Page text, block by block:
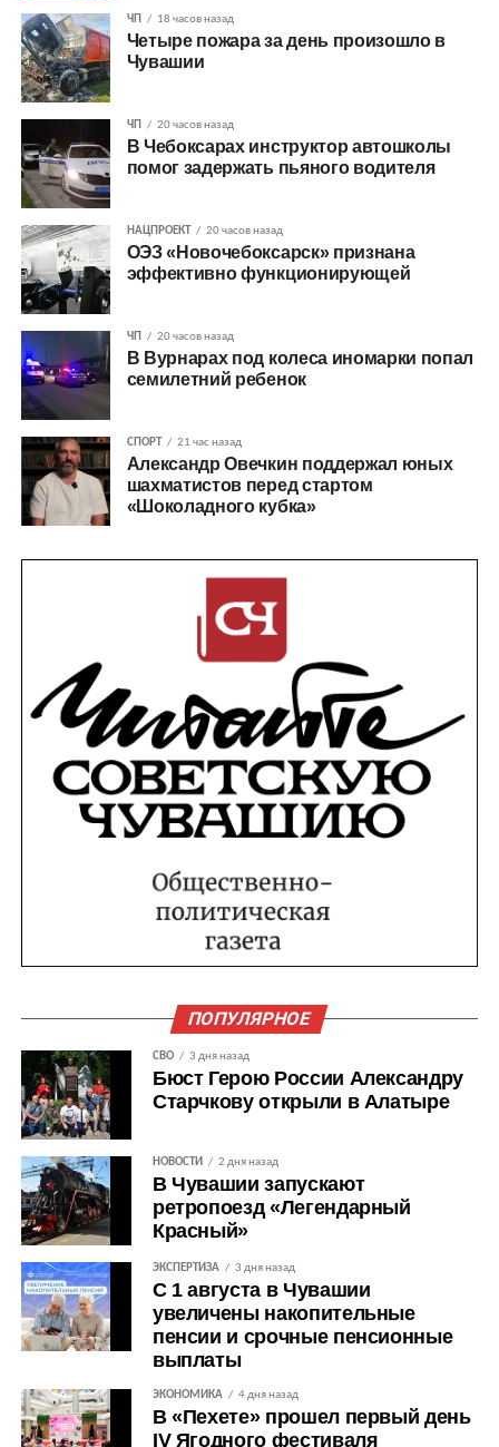
ЧП 18 часов назад
Четыре пожара за день произошло в
Чувашии
ЧП 20 часов назад
В Чебоксарах инструктор автошколы
помог задержать пьяного водителя
НАЦПРОЕКТ 20 часов назад
ОЭЗ «Новочебоксарск» признана
эффективно функционирующей
ЧП 20 часов назад
В Вурнарах под колеса иномарки попал
семилетний ребенок
СПОРТ 21 час назад
Александр Овечкин поддержал юных
шахматистов перед стартом
«Шоколадного кубка»
ПОПУЛЯРНОЕ
СВО 3 дня назад
Бюст Герою России Александру
Старчкову открыли в Алатыре
НОВОСТИ 2 дня назад
В Чувашии запускают
ретропоезд «Легендарный
Красный»
ЭКСПЕРТИЗА 3 дня назад
С 1 августа в Чувашии
увеличены накопительные
пенсии и срочные пенсионные
выплаты
ЭКОНОМИКА 4 дня назад
В «Пехете» прошел первый день
IV Ягодного фестиваля